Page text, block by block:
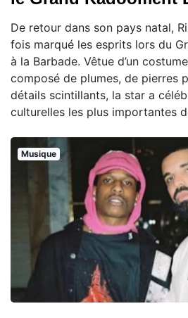
De retour dans son pays natal,
fois marqué les esprits lors du
à la Barbade. Vêtue d’un
composé de plumes, de pierres
détails scintillants, la star a
culturelles les plus importantes
Musique